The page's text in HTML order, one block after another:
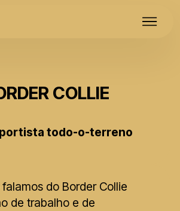
COLLIE
todo-o-terreno
do Border Collie
de trabalho e de